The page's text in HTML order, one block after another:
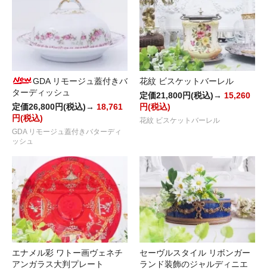
GDA リモージュ蓋付きバ
ターディッシュ
定価26,800円(税込)→ 18,761
円(税込)
GDA リモージュ蓋付きバターディ
ッシュ
花紋 ビスケットバーレル
定価21,800円(税込)→ 15,260
円(税込)
花紋 ビスケットバーレル
エナメル彩 ワトー画ヴェネチ
アンガラス大判プレート
セーヴルスタイル リボンガー
ランド装飾のジャルディニエ